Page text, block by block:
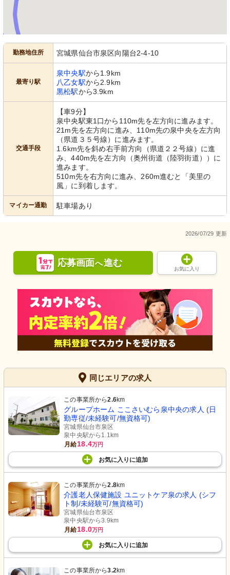
勤務地住所 宮城県仙台市泉区向陽台2-4-10
最寄り駅
泉中央駅から1.9km
八乙女駅から2.9km
黒松駅から3.9km
交通手段
【車9分】
泉中央駅東1口から110m先を左方向に進みます。
21m先を左方向に進み、110m先の泉中央を左方向
（県道３５号線）に進みます。
1.6km先を斜め右手前方向（県道２２号線）に進
み、440m先を左方向（奥州街道（陸羽街道））に
進みます。
510m先を右方向に進み、260m進むと「美里の
風」に到着します。
マイカー通勤 駐車場あり
2026/07/29 更新
応募画面へ進む
お気に入り
同じエリアの求人
この事業所から2.6km
グループホーム ここさいむら泉中央の求人 (日
勤専従/未経験可/無資格可)
宮城県仙台市泉区
泉中央駅から1.1km
月給18.4万円
お気に入り に追加
この事業所から2.8km
介護老人保健施設 ユニットケア泉の求人 (シフ
ト制/未経験可/無資格可)
宮城県仙台市泉区
泉中央駅から3.9km
月給18.0万円
お気に入り に追加
この事業所から3.2km